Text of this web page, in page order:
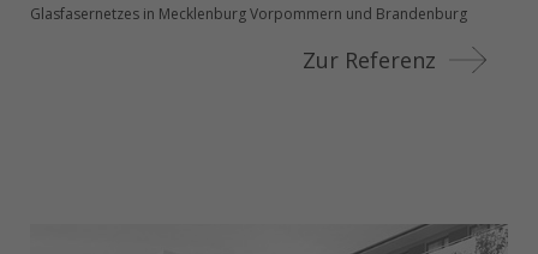
Glasfasernetzes in Mecklenburg Vorpommern und Brandenburg
Zur Referenz